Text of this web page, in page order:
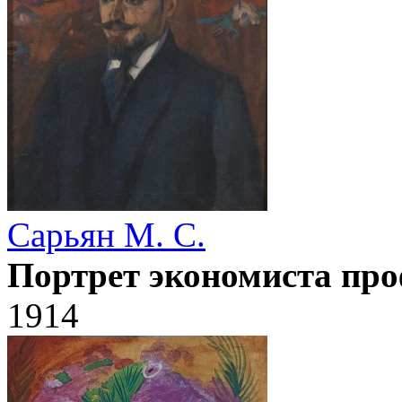
Сарьян М. С.
Портрет экономиста
1914